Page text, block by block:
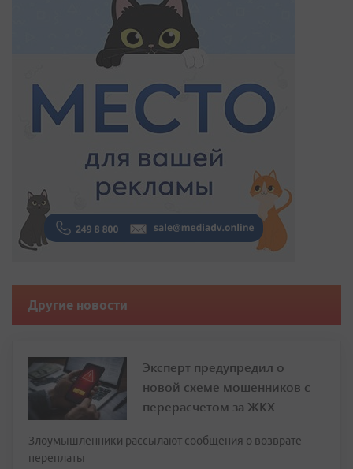
Другие новости
Эксперт предупредил о
новой схеме мошенников с
перерасчетом за ЖКХ
Злоумышленники рассылают сообщения о возврате
переплаты